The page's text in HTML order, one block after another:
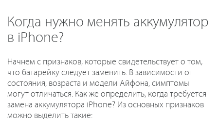
Когда нужно менять аккумулятор
в iPhone?
Начнем с признаков, которые свидетельствует о том,
что батарейку следует заменить. В зависимости от
состояния, возраста и модели Айфона, симптомы
могут отличаться. Как же определить, когда требуется
замена аккумулятора iPhone? Из основных признаков
можно выделить такие: